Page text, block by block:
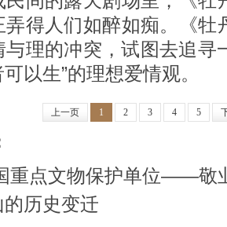
弄得人们如醉如痴。《牡
理的冲突，试图去追寻
以生”的理想爱情观。
上一页 1 2 3 4 5
重点文物保护单位——敬
的历史变迁